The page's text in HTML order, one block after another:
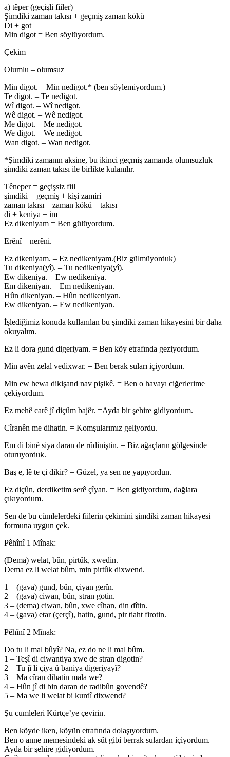
a) têper (geçişli fiiler)
Şimdiki zaman takısı + geçmiş zaman kökü
Di + got
Min digot = Ben söylüyordum.
Çekim
Olumlu – olumsuz
Min digot. – Min nedigot.* (ben söylemiyordum.)
Te digot. – Te nedigot.
Wî digot. – Wî nedigot.
Wê digot. – Wê nedigot.
Me digot. – Me nedigot.
We digot. – We nedigot.
Wan digot. – Wan nedigot.
*Şimdiki zamanın aksine, bu ikinci geçmiş zamanda olumsuzluk
şimdiki zaman takısı ile birlikte kulanılır.
Têneper = geçişsiz fiil
şimdiki + geçmiş + kişi zamiri
zaman takısı – zaman kökü – takısı
di + keniya + im
Ez dikeniyam = Ben gülüyordum.
Erênî – nerêni.
Ez dikeniyam. – Ez nedikeniyam.(Biz gülmüyorduk)
Tu dikeniya(yî). – Tu nedikeniya(yî).
Ew dikeniya. – Ew nedikeniya.
Em dikeniyan. – Em nedikeniyan.
Hûn dikeniyan. – Hûn nedikeniyan.
Ew dikeniyan. – Ew nedikeniyan.
İşlediğimiz konuda kullanılan bu şimdiki zaman hikayesini bir daha
okuyalım.
Ez li dora gund digeriyam. = Ben köy etrafında geziyordum.
Min avên zelal vedixwar. = Ben berak suları içiyordum.
Min ew hewa dikişand nav pişikê. = Ben o havayı ciğerlerime
çekiyordum.
Ez mehê carê jî diçûm bajêr. =Ayda bir şehire gidiyordum.
Cîranên me dihatin. = Komşularımız geliyordu.
Em di binê siya daran de rûdiniştin. = Biz ağaçların gölgesinde
oturuyorduk.
Baş e, lê te çi dikir? = Güzel, ya sen ne yapıyordun.
Ez diçûn, derdiketim serê çîyan. = Ben gidiyordum, dağlara
çıkıyordum.
Sen de bu cümlelerdeki fiilerin çekimini şimdiki zaman hikayesi
formuna uygun çek.
Pêhînî 1 Mînak:
(Dema) welat, bûn, pirtûk, xwedin.
Dema ez li welat bûm, min pirtûk dixwend.
1 – (gava) gund, bûn, çiyan gerîn.
2 – (gava) ciwan, bûn, stran gotin.
3 – (dema) ciwan, bûn, xwe cîhan, din dîtin.
4 – (gava) etar (çerçî), hatin, gund, pir tiaht firotin.
Pêhînî 2 Mînak:
Do tu li mal bûyî? Na, ez do ne li mal bûm.
1 – Teşî di ciwantiya xwe de stran digotin?
2 – Tu jî li çiya û baniya digeriyayî?
3 – Ma cîran dihatin mala we?
4 – Hûn jî di bin daran de radibûn govendê?
5 – Ma we li welat bi kurdî dixwend?
Şu cumleleri Kürtçe’ye çevirin.
Ben köyde iken, köyün etrafında dolaşıyordum.
Ben o anne memesindeki ak süt gibi berrak sulardan içiyordum.
Ayda bir şehire gidiyordum.